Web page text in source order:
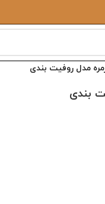
مدل روفیت بندی
بندی